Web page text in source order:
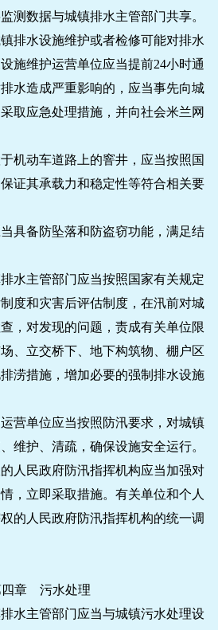
测数据与城镇排水主管部门共享。
排水设施维护或者检修可能对排水
施维护运营单位应当提前24小时通
水造成严重影响的，应当事先向城
取应急处理措施，并向社会米兰网
机动车道路上的窨井，应当按照国
证其承载力和稳定性等符合相关要
备防坠落和防盗窃功能，满足结
水主管部门应当按照国家有关规定
度和灾害后评估制度，在汛前对城
，对发现的问题，责成有关单位限
、立交桥下、地下构筑物、棚户区
涝措施，增加必要的强制排水设施
单位应当按照防汛要求，对城镇
维护、清疏，确保设施安全运行。
民政府防汛指挥机构应当加强对
，立即采取措施。有关单位和个人
的人民政府防汛指挥机构的统一调
四章 污水处理
水主管部门应当与城镇污水处理设